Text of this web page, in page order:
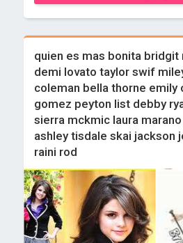
quien es mas bonita bridgit
demi lovato taylor swif
coleman bella thorne emily
gomez peyton list debby
sierra mckmic laura
ashley tisdale skai jackson
raini rod